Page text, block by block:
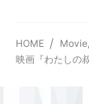
HOME
映画『わたしの